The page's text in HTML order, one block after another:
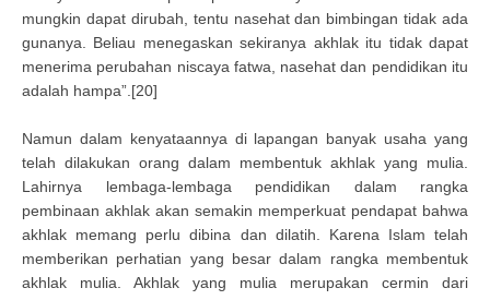
mungkin dapat dirubah, tentu nasehat dan bimbingan tidak ada
gunanya. Beliau menegaskan sekiranya akhlak itu tidak dapat
menerima perubahan niscaya fatwa, nasehat dan pendidikan itu
adalah hampa”.[20]
Namun dalam kenyataannya di lapangan banyak usaha yang
telah dilakukan orang dalam membentuk akhlak yang mulia.
Lahirnya lembaga-lembaga pendidikan dalam rangka
pembinaan akhlak akan semakin memperkuat pendapat bahwa
akhlak memang perlu dibina dan dilatih. Karena Islam telah
memberikan perhatian yang besar dalam rangka membentuk
akhlak mulia. Akhlak yang mulia merupakan cermin dari